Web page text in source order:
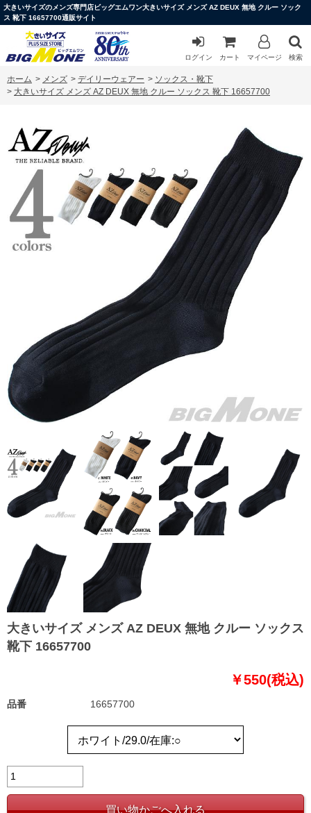
大きいサイズのメンズ専門店ビッグエムワン大きいサイズ メンズ AZ DEUX 無地 クルー ソック
ス 靴下 16657700通販サイト
ログイン カート マイページ 検索
ホーム > メンズ > デイリーウェアー > ソックス・靴下
> 大きいサイズ メンズ AZ DEUX 無地 クルー ソックス 靴下 16657700
大きいサイズ メンズ AZ DEUX 無地 クルー ソックス
靴下 16657700
￥550(税込)
品番 16657700